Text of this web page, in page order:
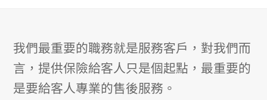
我們最重要的職務就是服務客戶，對我們而
言，提供保險給客人只是個起點，最重要的
是要給客人專業的售後服務。